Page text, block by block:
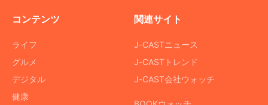
コンテンツ
ライフ
グルメ
デジタル
健康
関連サイト
J-CASTニュース
J-CASTトレンド
J-CAST会社ウォッチ